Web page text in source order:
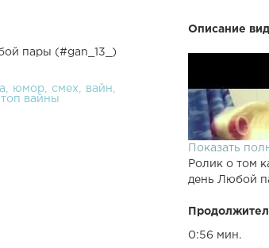
Описание
Показать
Ролик о том
день Любой
0:56 мин.
пары (#gan_13_)
юмор смех
вайн
топ вайны